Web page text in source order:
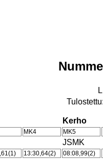
Kerho
MK4 MK5
JSMK
13:30,64(2) 08:08,99(2)